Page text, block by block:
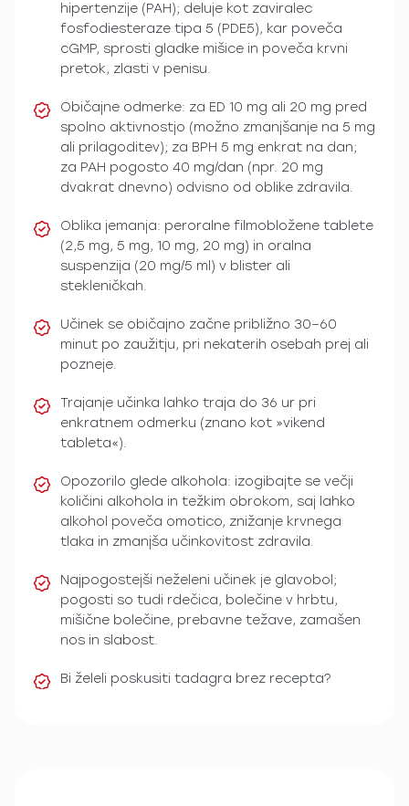
hipertenzije (PAH); deluje kot zaviralec
fosfodiesteraze tipa 5 (PDE5), kar poveča
cGMP, sprosti gladke mišice in poveča krvni
pretok, zlasti v penisu.
Običajne odmerke: za ED 10 mg ali 20 mg pred
spolno aktivnostjo (možno zmanjšanje na 5 mg
ali prilagoditev); za BPH 5 mg enkrat na dan;
za PAH pogosto 40 mg/dan (npr. 20 mg
dvakrat dnevno) odvisno od oblike zdravila.
Oblika jemanja: peroralne filmobložene tablete
(2,5 mg, 5 mg, 10 mg, 20 mg) in oralna
suspenzija (20 mg/5 ml) v blister ali
stekleničkah.
Učinek se običajno začne približno 30–60
minut po zaužitju, pri nekaterih osebah prej ali
pozneje.
Trajanje učinka lahko traja do 36 ur pri
enkratnem odmerku (znano kot »vikend
tableta«).
Opozorilo glede alkohola: izogibajte se večji
količini alkohola in težkim obrokom, saj lahko
alkohol poveča omotico, znižanje krvnega
tlaka in zmanjša učinkovitost zdravila.
Najpogostejši neželeni učinek je glavobol;
pogosti so tudi rdečica, bolečine v hrbtu,
mišične bolečine, prebavne težave, zamašen
nos in slabost.
Bi želeli poskusiti tadagra brez recepta?